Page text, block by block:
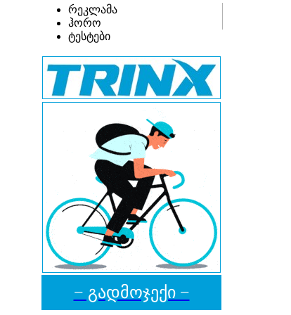
რეკლამა
ჰორო
ტესტები
− გადმოჯექი −